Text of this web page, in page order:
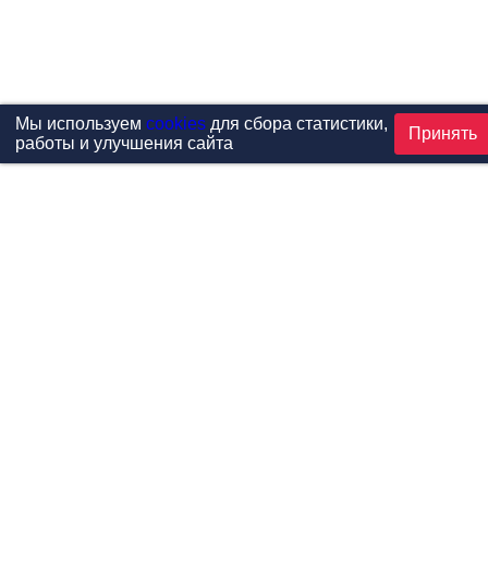
Мы используем cookiesдля сбора статистики,
работы и улучшения сайта
Принять